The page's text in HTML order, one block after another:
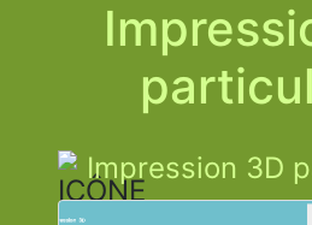
Impression 3D